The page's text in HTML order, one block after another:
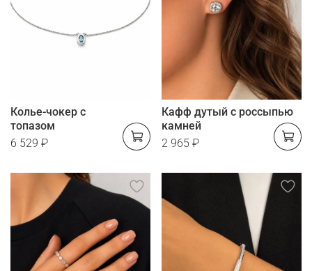
Колье-чокер с
топазом
6 529 ₽
Кафф дутый с россыпью
камней
2 965 ₽